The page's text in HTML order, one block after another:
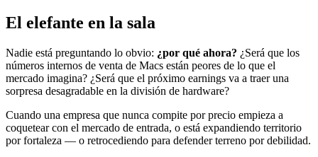
El elefante en la sala
Nadie está preguntando lo obvio: ¿por qué ahora? ¿Será que los
números internos de venta de Macs están peores de lo que el
mercado imagina? ¿Será que el próximo earnings va a traer una
sorpresa desagradable en la división de hardware?
Cuando una empresa que nunca compite por precio empieza a
coquetear con el mercado de entrada, o está expandiendo territorio
por fortaleza — o retrocediendo para defender terreno por debilidad.